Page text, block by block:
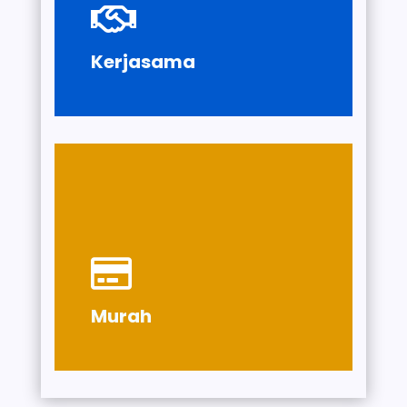

Kerjasama
Bekerjasama dengan Universitas
dalam dan luar negri

Murah
550rb/bulan